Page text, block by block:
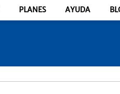
PLANES AYUDA